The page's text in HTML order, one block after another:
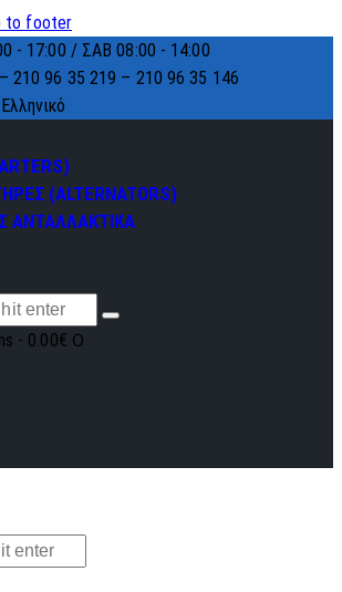
to footer
- 17:00 / ΣΑΒ 08:00 - 14:00
210 96 35 219 – 210 96 35 146
(ALTERNATORS)
ΑΝΤΑΛΛΑΚΤΙΚΑ
- 0.00€ 0